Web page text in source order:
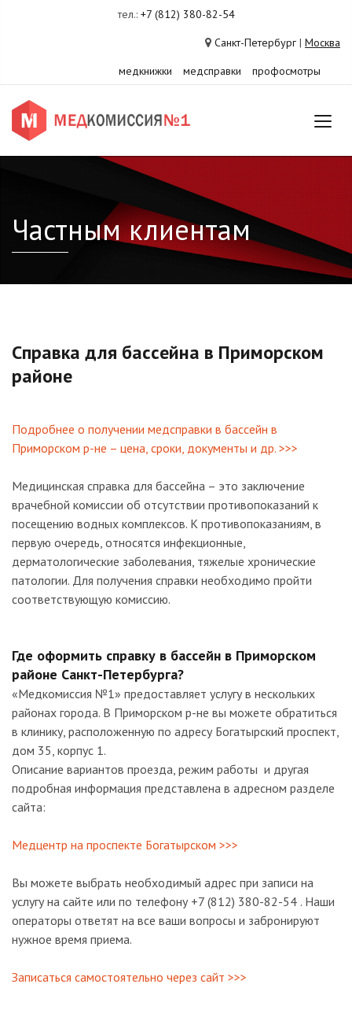
тел.: +7 (812) 380-82-54
Санкт-Петербург | Москва
медкнижки
медсправки профосмотры
Частным клиентам
Справка для бассейна в Приморском
районе
Подробнее о получении медсправки в бассейн в
Приморском р-не – цена, сроки, документы и др. >>>
Медицинская справка для бассейна – это заключение
врачебной комиссии об отсутствии противопоказаний к
посещению водных комплексов. К противопоказаниям, в
первую очередь, относятся инфекционные,
дерматологические заболевания, тяжелые хронические
патологии. Для получения справки необходимо пройти
соответствующую комиссию.
Где оформить справку в бассейн в Приморском
районе Санкт-Петербурга?
«Медкомиссия №1» предоставляет услугу в нескольких
районах города. В Приморском р-не вы можете обратиться
в клинику, расположенную по адресу Богатырский проспект,
дом 35, корпус 1.
Описание вариантов проезда, режим работы и другая
подробная информация представлена в адресном разделе
сайта:
Медцентр на проспекте Богатырском >>>
Вы можете выбрать необходимый адрес при записи на
услугу на сайте или по телефону +7 (812) 380-82-54 . Наши
операторы ответят на все ваши вопросы и забронируют
нужное время приема.
Записаться самостоятельно через сайт >>>